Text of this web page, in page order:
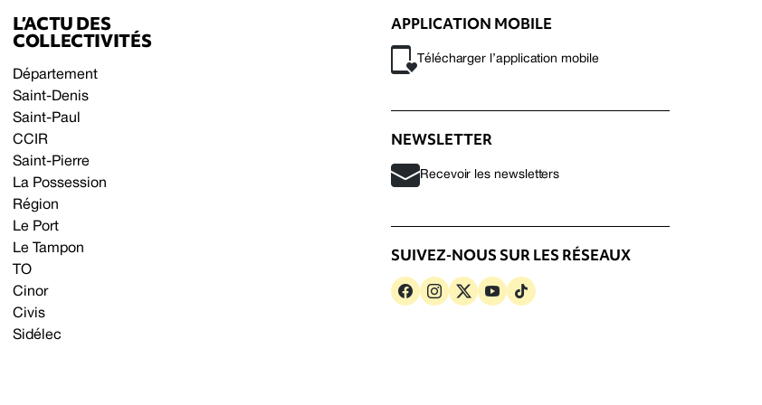
L’ACTU DES
COLLECTIVITÉS
Département
Saint-Denis
Saint-Paul
CCIR
Saint-Pierre
La Possession
Région
Le Port
Le Tampon
TO
Cinor
Civis
Sidélec
APPLICATION MOBILE
Télécharger l’application mobile
NEWSLETTER
Recevoir les newsletters
SUIVEZ-NOUS SUR LES RÉSEAUX